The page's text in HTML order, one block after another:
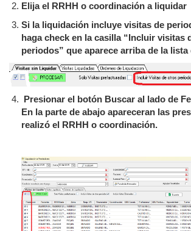
Elija el RRHH o coordinación a liquidar
Si la liquidación incluye visitas de
haga check en la casilla “Incluir visitas
periodos” que aparece arriba de la lista
Presionar el botón Buscar al lado de
En la parte de abajo apareceran las
realizó el RRHH o coordinación.